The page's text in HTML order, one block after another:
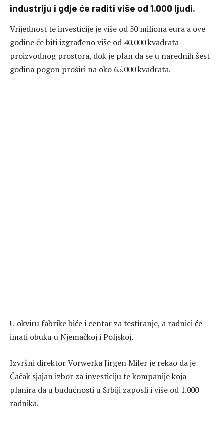
industriju i gdje će raditi više od 1.000 ljudi.
Vrijednost te investicije je više od 50 miliona eura a ove
godine će biti izgrađeno više od 40.000 kvadrata
proizvodnog prostora, dok je plan da se u narednih šest
godina pogon proširi na oko 65.000 kvadrata.
U okviru fabrike biće i centar za testiranje, a radnici će
imati obuku u Njemačkoj i Poljskoj.
Izvršni direktor Vorwerka Jirgen Miler je rekao da je
Čačak sjajan izbor za investiciju te kompanije koja
planira da u budućnosti u Srbiji zaposli i više od 1.000
radnika.